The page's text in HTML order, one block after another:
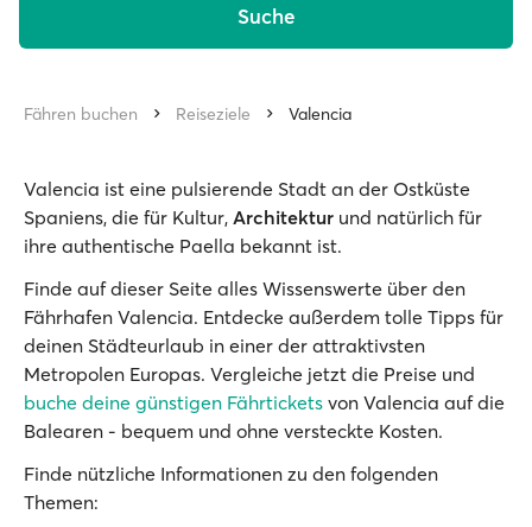
Suche
Fähren buchen Reiseziele Valencia
Valencia ist eine pulsierende Stadt an der Ostküste
Spaniens, die für Kultur, Architektur und natürlich für
ihre authentische Paella bekannt ist.
Finde auf dieser Seite alles Wissenswerte über den
Fährhafen Valencia. Entdecke außerdem tolle Tipps für
deinen Städteurlaub in einer der attraktivsten
Metropolen Europas. Vergleiche jetzt die Preise und
buche deine günstigen Fährtickets von Valencia auf die
Balearen - bequem und ohne versteckte Kosten.
Finde nützliche Informationen zu den folgenden
Themen: